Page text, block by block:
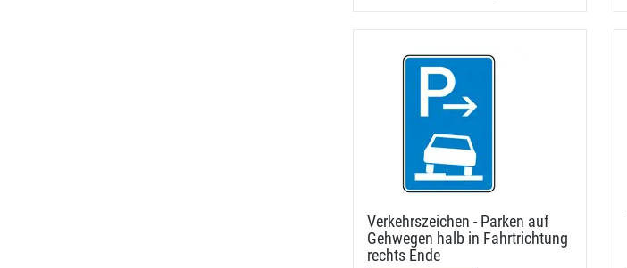
Verkehrszeichen - Parken auf
Gehwegen halb in Fahrtrichtung
rechts Ende